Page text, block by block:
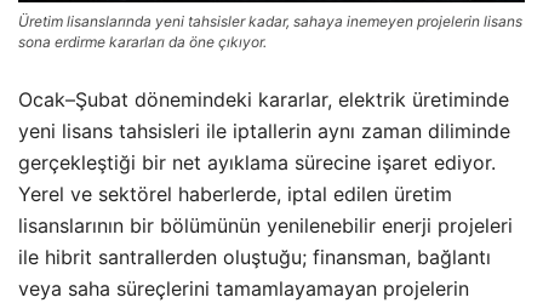
Üretim lisanslarında yeni tahsisler kadar, sahaya inemeyen projelerin lisans
sona erdirme kararları da öne çıkıyor.
Ocak–Şubat dönemindeki kararlar, elektrik üretiminde
yeni lisans tahsisleri ile iptallerin aynı zaman diliminde
gerçekleştiği bir net ayıklama sürecine işaret ediyor.
Yerel ve sektörel haberlerde, iptal edilen üretim
lisanslarının bir bölümünün yenilenebilir enerji projeleri
ile hibrit santrallerden oluştuğu; finansman, bağlantı
veya saha süreçlerini tamamlayamayan projelerin